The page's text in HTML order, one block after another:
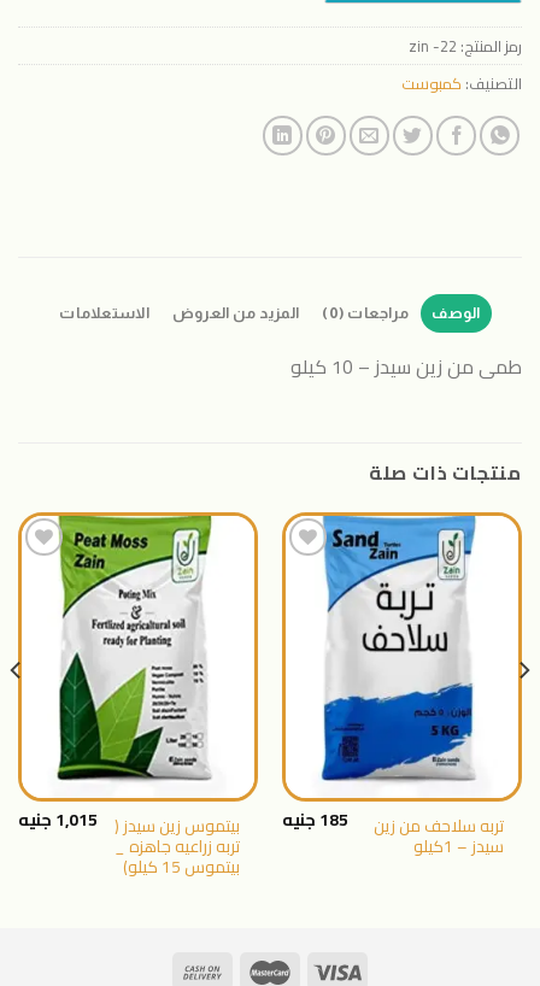
رمز المنتج: zin -22
التصنيف: كمبوست
الوصف مراجعات (0) المزيد من العروض الاستعلامات
طمى من زين سيدز – 10 كيلو
منتجات ذات صلة
تربه سلاحف من زين
سيدز – 1كيلو
185جنيه
المفضلة
بيتموس زين سيدز (
تربه زراعيه جاهزه _
بيتموس 15 كيلو)
1,015جنيه